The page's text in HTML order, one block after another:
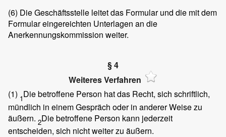
(6) Die Geschäftsstelle leitet das Formular und die mit dem
Formular eingereichten Unterlagen an die
Anerkennungskommission weiter.
§ 4
Weiteres Verfahren
(1) 1Die betroffene Person hat das Recht, sich schriftlich,
mündlich in einem Gespräch oder in anderer Weise zu
äußern. 2Die betroffene Person kann jederzeit
entscheiden, sich nicht weiter zu äußern.